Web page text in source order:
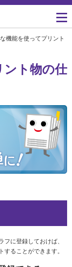
ンロード
いてのお問い合
ード
理想の詩』
かる理想科学
トラーズ応援サ
一覧
取り組み
かかわり
機能を使ってプリント
ント物の仕
に登録しておけば、
ることができます。